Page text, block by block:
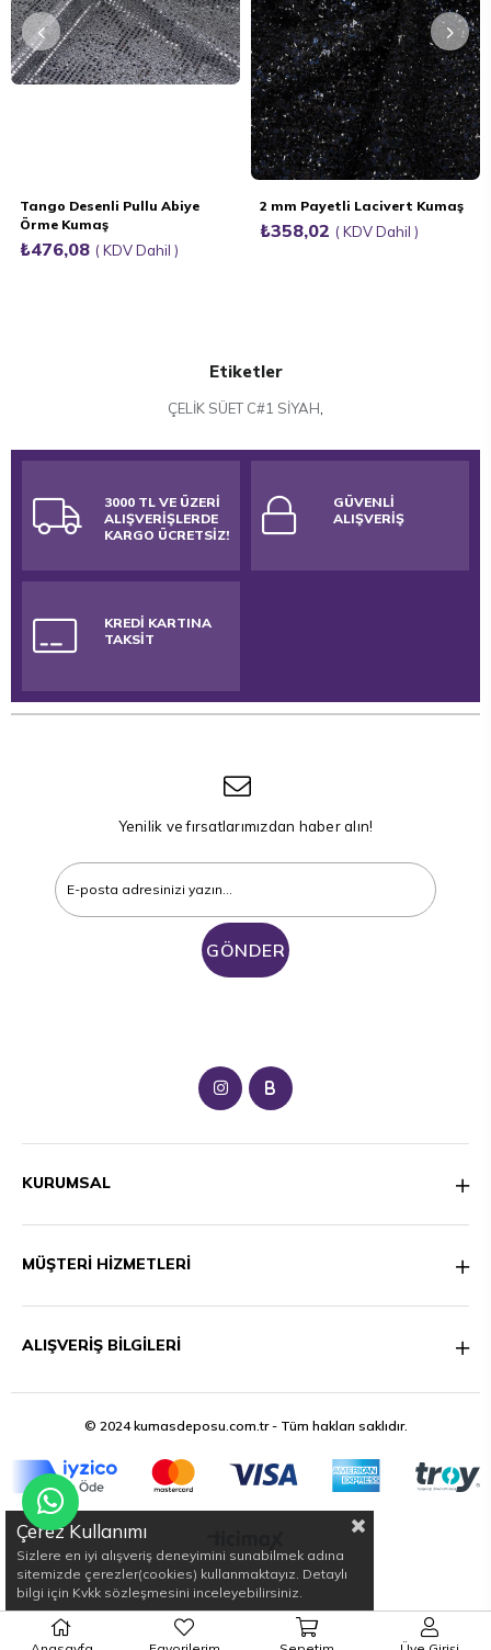
Tango Desenli Pullu Abiye
Örme Kumaş
₺476,08 KDV Dahil
2 mm Payetli Lacivert Kumaş
₺358,02 KDV Dahil
Etiketler
ÇELİK SÜET C#1 SİYAH
3000 TL VE ÜZERİ
ALIŞVERİŞLERDE
KARGO ÜCRETSİZ!
GÜVENLİ
ALIŞVERİŞ
KREDİ KARTINA
TAKSİT
Yenilik ve fırsatlarımızdan haber alın!
GÖNDER
B
KURUMSAL
MÜŞTERİ HİZMETLERİ
ALIŞVERİŞ BİLGİLERİ
© 2024 kumasdeposu.com.tr - Tüm hakları saklıdır.
Çerez Kullanımı
Sizlere en iyi alışveriş deneyimini sunabilmek adına
sitemizde çerezler(cookies) kullanmaktayız. Detaylı
bilgi için Kvkk sözleşmesini inceleyebilirsiniz.